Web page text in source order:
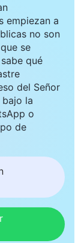
empiezan a
no son
se
qué
del Señor
la
o
de